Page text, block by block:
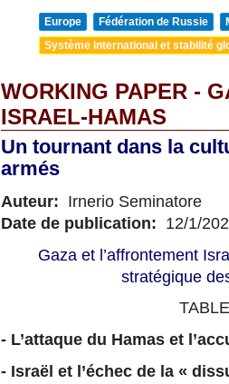
Europe Fédération de Russie
Système international et stabilité
WORKING PAPER -
ISRAEL-HAMAS
Un tournant dans la
armés
Auteur: Irnerio Seminatore
Date de publication: 12/1/
Gaza et l’affrontement
stratégique
- L’attaque du Hamas et
- Israël et l’échec de la «